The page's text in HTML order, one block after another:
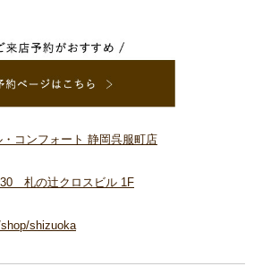
コンフォート 静岡呉服町店
札の辻クロスビル 1F
shizuoka